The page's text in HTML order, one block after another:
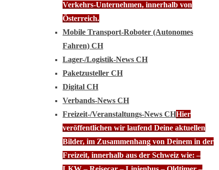
Verkehrs-Unternehmen, innerhalb von
Österreich.
Mobile Transport-Roboter (Autonomes
Fahren) CH
Lager-/Logistik-News CH
Paketzusteller CH
Digital CH
Verbands-News CH
Freizeit-/Veranstaltungs-News CHHier
veröffentlichen wir laufend Deine aktuellen
Bilder, im Zusammenhang von Deinem in der
Freizeit, innerhalb aus der Schweiz wie: –